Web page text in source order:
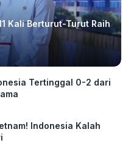
Kali Berturut-Turut Raih
Tertinggal 0-2 dari
Indonesia Kalah